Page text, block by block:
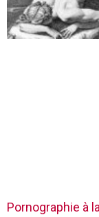
Pornographie à